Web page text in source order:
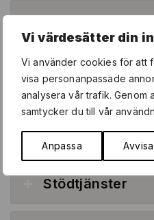
Vi värdesätter din
Vi använder cookies för att
visa personanpassade
analysera vår trafik. Genom
samtycker du till vår
Anpassa Avvisa
Utrustning,
stöd
Förvaringsfack
Mat &
Stödtjänster